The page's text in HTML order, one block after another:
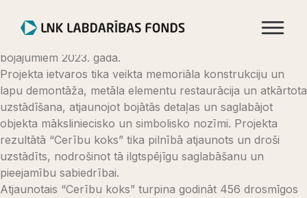
Fonds sniedza atbalstu Rīgas geto un Latvijas holokausta
bojājumiem 2023. gadā.
Projekta ietvaros tika veikta memoriāla konstrukciju un
lapu demontāža, metāla elementu restaurācija un atkārtota
uzstādīšana, atjaunojot bojātās detaļas un saglabājot
objekta māksliniecisko un simbolisko nozīmi. Projekta
rezultātā “Cerību koks” tika pilnībā atjaunots un droši
uzstādīts, nodrošinot tā ilgtspējīgu saglabāšanu un
pieejamību sabiedrībai.
Atjaunotais “Cerību koks” turpina godināt 456 drosmīgos